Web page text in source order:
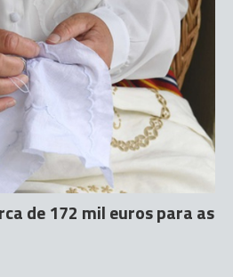
de 172 mil euros para as